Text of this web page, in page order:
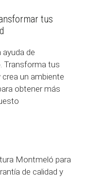
tus
ayuda de
Transforma tus
un ambiente
obtener más
Montmeló para
de calidad y